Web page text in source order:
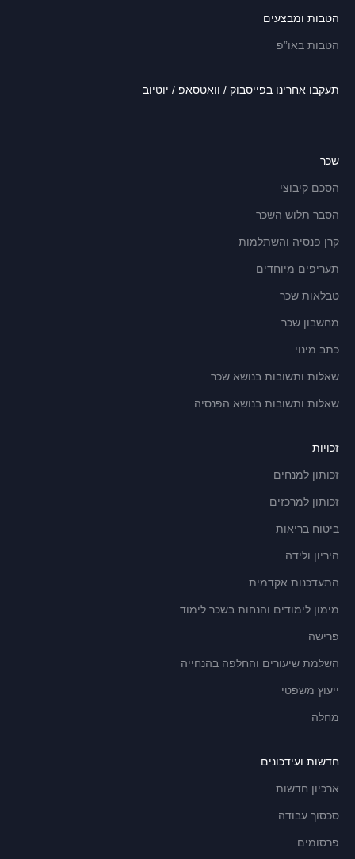
הטבות ומבצעים
הטבות באו”פ
תעקבו אחרינו בפייסבוק / וואטסאפ / יוטיוב
שכר
הסכם קיבוצי
הסבר תלוש השכר
קרן פנסיה והשתלמות
תעריפים מיוחדים
טבלאות שכר
מחשבון שכר
כתב מינוי
שאלות ותשובות בנושא שכר
שאלות ותשובות בנושא הפנסיה
זכויות
זכותון למנחים
זכותון למרכזים
ביטוח בריאות
היריון ולידה
התעדכנות אקדמית
מימון לימודים והנחות בשכר לימוד
פרישה
השלמת שיעורים והחלפה בהנחייה
ייעוץ משפטי
מחלה
חדשות ועידכונים
ארכיון חדשות
סכסוך עבודה
פרסומים